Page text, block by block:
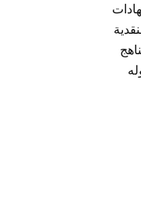
على إجتهادات
الكليات في الطب, ٢) الردود النقدية